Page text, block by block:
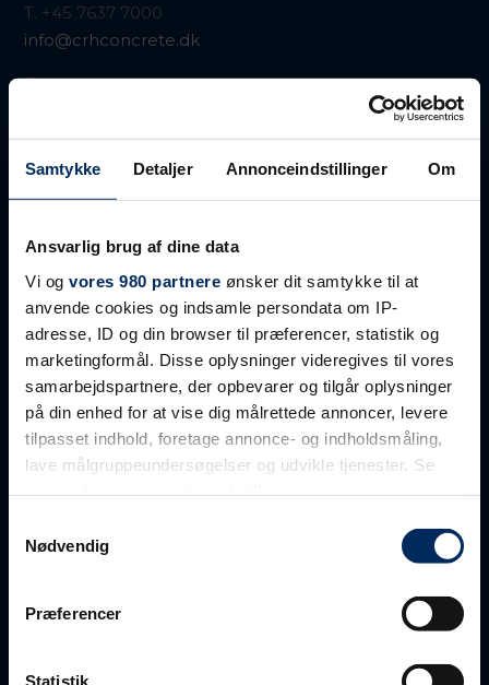
Samtykke Detaljer Annonceindstillinger Om
Ansvarlig brug af dine data
Vi og vores 980 partnere ønsker dit samtykke til at
anvende cookies og indsamle persondata om IP-
adresse, ID og din browser til præferencer, statistik og
marketingformål. Disse oplysninger videregives til vores
samarbejdspartnere, der opbevarer og tilgår oplysninger
på din enhed for at vise dig målrettede annoncer, levere
tilpasset indhold, foretage annonce- og indholdsmåling,
lave målgruppeundersøgelser og udvikle tjenester. Se
tilbage eller ændre indstillinger fra vores
"Cookiedeklaration", eller ved at trykke på "Privacy
Nødvendig
Præferencer
Statistik
T. +45 7637 7000
info@crhconcrete.dk
Find kontaktdata her:
faktura@crhconcrete.dk
LINKS
Kontakt os
Ledige job
Projektering
Aftalebetingelser
PRODUKTER
Betonvægge
Letbetonvægge
Dækelementer
Søjler